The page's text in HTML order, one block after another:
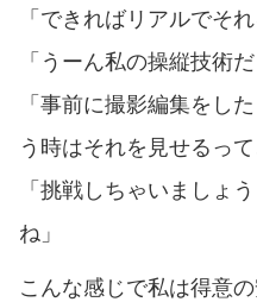
「できればリアルでそ
「うーん私の操縦技術だ
「事前に撮影編集をし
う時はそれを見せるって
「挑戦しちゃいましょ
ね」
こんな感じで私は得意